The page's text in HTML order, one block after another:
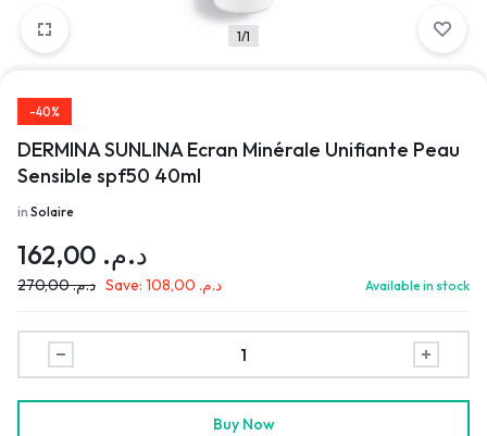
1/1
-40%
DERMINA SUNLINA Ecran Minérale Unifiante Peau
Sensible spf50 40ml
in Solaire
د.م.
د.م.270,00 Save: د.م. Available in stock
Buy Now